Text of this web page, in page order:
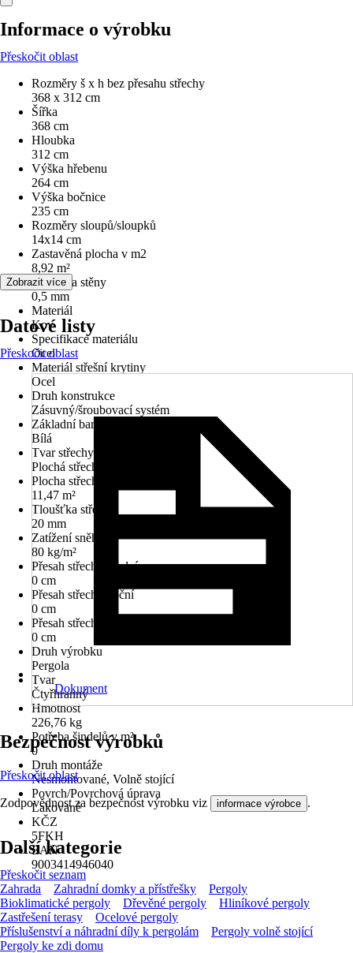
Informace o výrobku
Přeskočit oblast
Rozměry š x h bez přesahu střechy
368 x 312 cm
Šířka
368 cm
Hloubka
312 cm
Výška hřebenu
264 cm
Výška bočnice
235 cm
Rozměry sloupů/sloupků
14x14 cm
Zastavěná plocha v m2
8,92 m²
Tloušťka stěny
0,5 mm
Materiál
Kov
Specifikace materiálu
Ocel
Materiál střešní krytiny
Ocel
Druh konstrukce
Zásuvný/šroubovací systém
Základní barva
Bílá
Tvar střechy
Plochá střecha
Plocha střechy
11,47 m²
Tloušťka střechy
20 mm
Zatížení sněhem
80 kg/m²
Přesah střechy přední
0 cm
Přesah střechy boční
0 cm
Přesah střechy zadní
0 cm
Druh výrobku
Pergola
Tvar
Čtyřhranný
Hmotnost
226,76 kg
Potřeba šindelů v m²
0
Druh montáže
Nesmontované, Volně stojící
Povrch/Povrchová úprava
Lakované
KČZ
5FKH
EAN
9003414946040
Zobrazit více
Datové listy
Přeskočit oblast
Dokument
Bezpečnost výrobků
Přeskočit oblast
Zodpovědnost za bezpečnost výrobku viz informace výrobce .
Další kategorie
Přeskočit seznam
Zahrada
Zahradní domky a přístřešky
Pergoly
Bioklimatické pergoly
Dřevěné pergoly
Hliníkové pergoly
Zastřešení terasy
Ocelové pergoly
Příslušenství a náhradní díly k pergolám
Pergoly volně stojící
Pergoly ke zdi domu